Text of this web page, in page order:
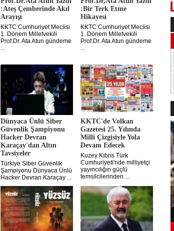
:Ateş Çemberinde Akıl
Arayışı
KKTC Cumhuriyet Meclisi
1. Dönem Milletvekili
Prof.Dr. Ata Atun gündeme
...
:Bir Terk Etme
Hikayesi
KKTC Cumhuriyet Meclisi
1. Dönem Milletvekili
Prof.Dr. Ata Atun gündeme
...
Dünyaca Ünlü Siber
Güvenlik Şampiyonu
Hacker Devran
Karaçay'dan Altın
Tavsiyeler
Türkiye Siber Güvenlik
Şampiyonu Dünyaca Ünlü
Hacker Devran Karaçay ...
KKTC'de Volkan
Gazetesi 25. Yılında
Milli Çizgisiyle Yola
Devam Edecek
Kuzey Kıbrıs Türk
Cumhuriyeti'nde milliyetçi
yayıncılığın güçlü
temsilcilerinden ...